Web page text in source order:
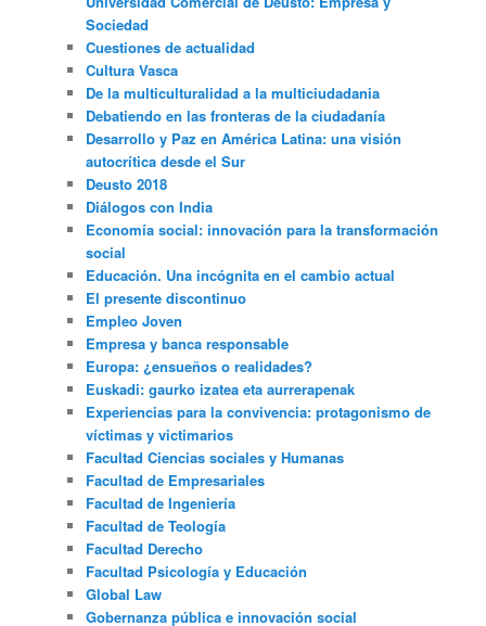
Sociedad
Cuestiones de actualidad
Cultura Vasca
De la multiculturalidad a la multiciudadania
Debatiendo en las fronteras de la ciudadanía
Desarrollo y Paz en América Latina: una visión
autocrítica desde el Sur
Deusto 2018
Diálogos con India
Economía social: innovación para la transformación
social
Educación. Una incógnita en el cambio actual
El presente discontinuo
Empleo Joven
Empresa y banca responsable
Europa: ¿ensueños o realidades?
Euskadi: gaurko izatea eta aurrerapenak
Experiencias para la convivencia: protagonismo de
víctimas y victimarios
Facultad Ciencias sociales y Humanas
Facultad de Empresariales
Facultad de Ingeniería
Facultad de Teología
Facultad Derecho
Facultad Psicología y Educación
Global Law
Gobernanza pública e innovación social